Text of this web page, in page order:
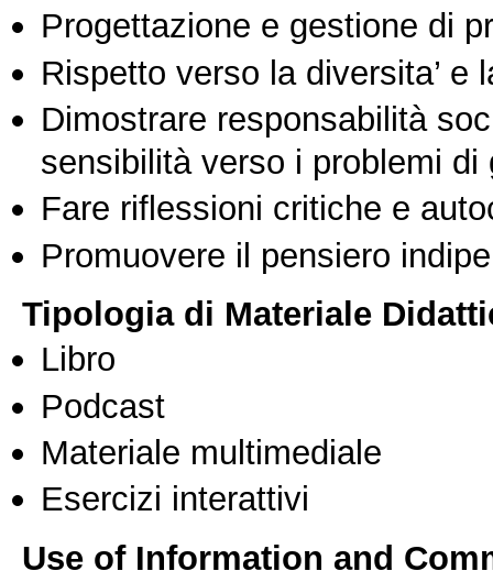
Progettazione e gestione di
Rispetto verso la diversita’ e
Dimostrare responsabilità
sensibilità verso i problemi di
Fare riflessioni critiche e
Promuovere il pensiero
Tipologia di Materiale
Libro
Podcast
Materiale multimediale
Esercizi interattivi
Use of Information and